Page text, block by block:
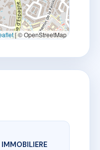
|© OpenStreetMap